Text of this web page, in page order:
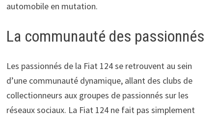
automobile en mutation.
La communauté des passionnés
Les passionnés de la Fiat 124 se retrouvent au sein
d’une communauté dynamique, allant des clubs de
collectionneurs aux groupes de passionnés sur les
réseaux sociaux. La Fiat 124 ne fait pas simplement